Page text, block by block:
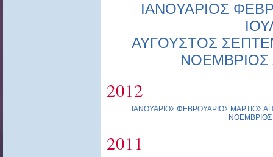
ΙΑΝΟΥΑΡΙΟΣ
ΑΥΓΟΥΣΤΟΣ
ΝΟΕΜΒΡΙΟΣ
2012
ΙΑΝΟΥΑΡΙΟΣ ΦΕΒΡΟΥΑΡΙΟΣ ΜΑΡΤΙΟΣ
ΝΟΕΜΒΡΙΟΣ
2011